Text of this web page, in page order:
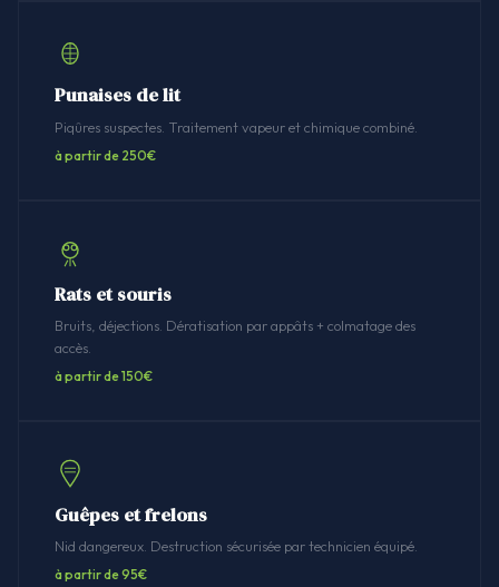
Punaises de lit
Piqûres suspectes. Traitement vapeur et chimique combiné.
à partir de 250€
Rats et souris
Bruits, déjections. Dératisation par appâts + colmatage des
accès.
à partir de 150€
Guêpes et frelons
Nid dangereux. Destruction sécurisée par technicien équipé.
à partir de 95€